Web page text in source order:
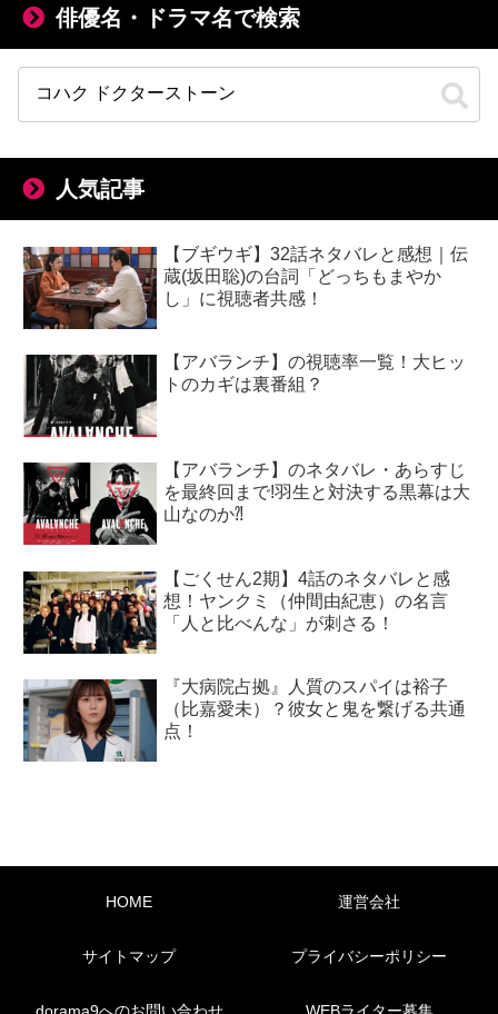
俳優名・ドラマ名で検索
人気記事
【ブギウギ】32話ネタバレと感想｜伝
蔵(坂田聡)の台詞「どっちもまやか
し」に視聴者共感！
【アバランチ】の視聴率一覧！大ヒッ
トのカギは裏番組？
【アバランチ】のネタバレ・あらすじ
を最終回まで!羽生と対決する黒幕は大
山なのか⁈
【ごくせん2期】4話のネタバレと感
想！ヤンクミ（仲間由紀恵）の名言
「人と比べんな」が刺さる！
『大病院占拠』人質のスパイは裕子
（比嘉愛未）？彼女と鬼を繋げる共通
点！
HOME 運営会社
サイトマップ プライバシーポリシー